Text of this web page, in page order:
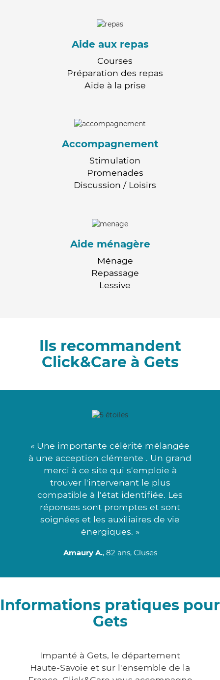
Aide aux repas
Courses
Préparation des repas
Aide à la prise
Accompagnement
Stimulation
Promenades
Discussion / Loisirs
Aide ménagère
Ménage
Repassage
Lessive
Ils recommandent
Click&Care à Gets
« Une importante célérité mélangée
à une acception clémente . Un grand
merci à ce site qui s'emploie à
trouver l'intervenant le plus
compatible à l'état identifiée. Les
réponses sont promptes et sont
soignées et les auxiliaires de vie
énergiques. »
Amaury A., 82 ans, Cluses
Informations pratiques pour
Gets
Impanté à Gets, le département
Haute-Savoie et sur l'ensemble de la